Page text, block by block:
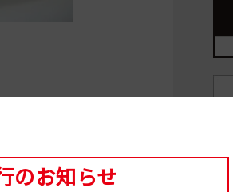
のお知らせ